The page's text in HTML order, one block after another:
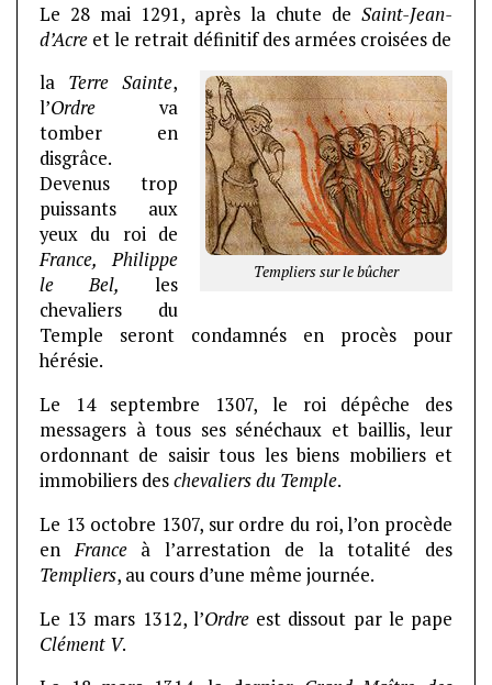
Le 28 mai 1291, après la chute de Saint-Jean-
d’Acre et le retrait définitif des armées croisées de
Templiers sur le bûcher
la Terre Sainte,
l’Ordre va
tomber en
disgrâce.
Devenus trop
puissants aux
yeux du roi de
France,
Philippe
le Bel, les
chevaliers du
Temple seront condamnés en procès pour
hérésie.
Le 14 septembre 1307, le roi dépêche des
messagers à tous ses sénéchaux et baillis, leur
ordonnant de saisir tous les biens mobiliers et
immobiliers deschevaliers du Temple.
Le 13 octobre 1307, sur ordre du roi, l’on procède
enFranceà l’arrestation de la totalité des
Templiers, au cours d’une même journée.
Le 13 mars 1312, l’Ordreest dissout par le pape
Clément V.